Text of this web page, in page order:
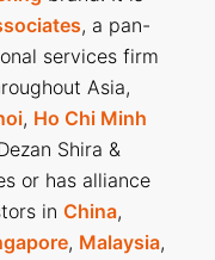
, a pan-
services firm
Asia,
, Ho Chi Minh
Shira &
or has alliance
in China,
, Malaysia,